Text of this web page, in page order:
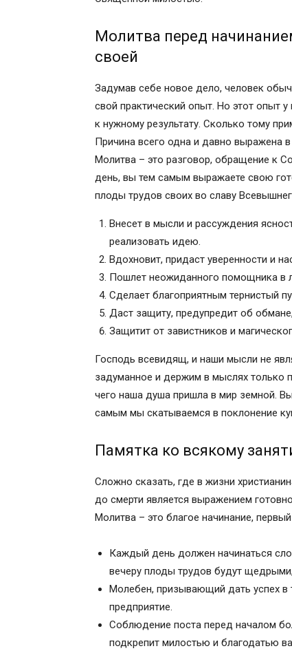
Молитва вторая
Когда читать молитву?
Молитва Третья
Статьи на похожие темы:
Комментарии посетителей сайта
Добавить комментарий Отменить
Последние новости нашей
Молитва перед началом и по
Молитва перед началом всякого
Молитва по окончании дела́
Молитва на благое дело
Православные иконы и молитвы
Информационный сайт про иконы,
Молитва перед началом всякого
Молитва перед началом всякого
Молитва на удачу в делах
Читайте еще:
Post navigation
2 thoughts on “ Молитва перед
Святая молитва помощи перед
Памятка ко всякому занятию
Молитва мученику Трифону об
В помощь перед работой
Зачем человеку молиться?
Когда читать молитву?
Молитва Третья
Все случаи, когда можно молиться
Подать церковную записку
Молитва перед
своей
Задумав себе новое дело, человек
свой практический опыт. Но этот опыт
к нужному результату. Сколько тому
Причина всего одна и давно выражена
Молитва – это разговор, обращение к
день, вы тем самым выражаете свою
плоды трудов своих во славу
Внесет в мысли и рассуждения
реализовать идею.
Вдохновит, придаст уверенности и
Пошлет неожиданного помощника в
Сделает благоприятным тернистый
Даст защиту, предупредит об
Защитит от завистников и
Господь всевидящ, и наши мысли не
задуманное и держим в мыслях только
чего наша душа пришла в мир земной.
самым мы скатываемся в поклонение
Памятка ко всякому
Сложно сказать, где в жизни
до смерти является выражением
Молитва – это благое начинание,
Каждый день должен начинаться
вечеру плоды трудов будут
Молебен, призывающий дать успех в
предприятие.
Соблюдение поста перед началом
подкрепит милостью и благодатью